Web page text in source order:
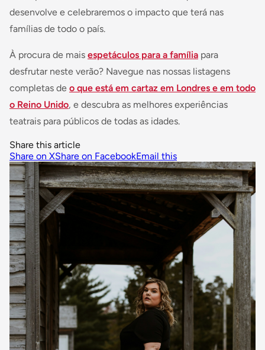
desenvolve e celebraremos o impacto que terá nas
famílias de todo o país.
À procura de mais espetáculos para a família para
desfrutar neste verão? Navegue nas nossas listagens
completas de o que está em cartaz em Londres e em todo
o Reino Unido, e descubra as melhores experiências
teatrais para públicos de todas as idades.
Share this article
Share on XShare on FacebookEmail this